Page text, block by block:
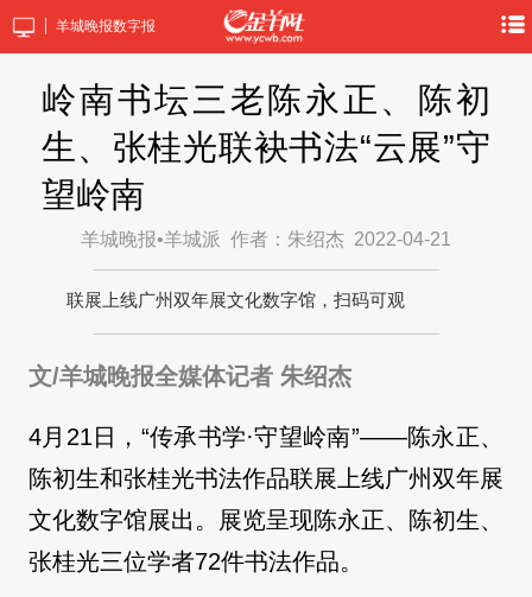
羊城晚报数字报
岭南书坛三老陈永正、陈初
生、张桂光联袂书法“云展”守
望岭南
羊城晚报•羊城派 作者：朱绍杰 2022-04-21
联展上线广州双年展文化数字馆，扫码可观
文/羊城晚报全媒体记者 朱绍杰
4月21日，“传承书学·守望岭南”——陈永正、
陈初生和张桂光书法作品联展上线广州双年展
文化数字馆展出。展览呈现陈永正、陈初生、
张桂光三位学者72件书法作品。